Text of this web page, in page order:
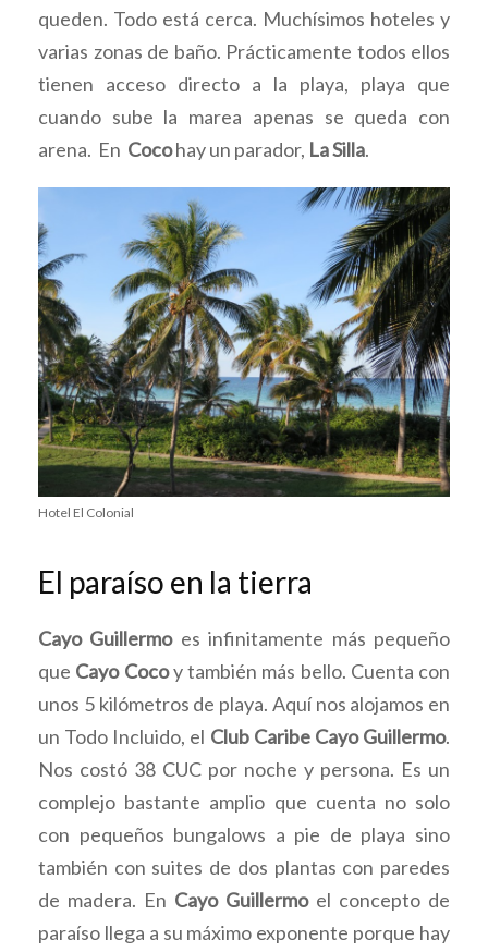
queden. Todo está cerca. Muchísimos hoteles y
varias zonas de baño. Prácticamente todos ellos
tienen acceso directo a la playa, playa que
cuando sube la marea apenas se queda con
arena. En Cocohay un parador, La Silla.
Hotel El Colonial
El paraíso en la tierra
Cayo Guillermoes infinitamente más pequeño
que Cayo Cocoy también más bello. Cuenta con
unos 5 kilómetros de playa. Aquí nos alojamos en
un Todo Incluido, el Club Caribe Cayo Guillermo.
Nos costó 38 CUC por noche y persona. Es un
complejo bastante amplio que cuenta no solo
con pequeños bungalows a pie de playa sino
también con suites de dos plantas con paredes
de madera. En Cayo Guillermoel concepto de
paraíso llega a su máximo exponente porque hay